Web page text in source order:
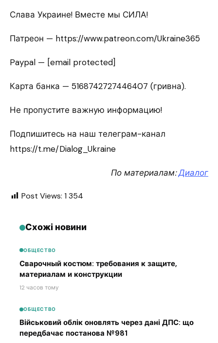
Слава Украине! Вместе мы СИЛА!
Патреон — https://www.patreon.com/Ukraine365
Paypal — [email protected]
Карта банка — 5168742727446407 (гривна).
Не пропустите важную информацию!
Подпишитесь на наш телеграм-канал
https://t.me/Dialog_Ukraine
По материалам:Диалог
Post Views: 1 354
Схожі новини
ОБЩЕСТВО
Сварочный костюм: требования к защите,
материалам и конструкции
12 часов тому
ОБЩЕСТВО
Військовий облік оновлять через дані ДПС: що
передбачає постанова №981